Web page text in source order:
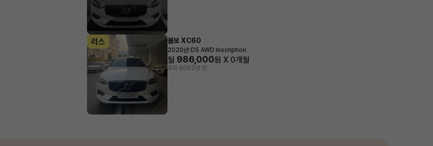
리스 볼보 XC60
2020년· D5 AWD Inscription
월 986,000원 X 0개월
조회 6002년 전